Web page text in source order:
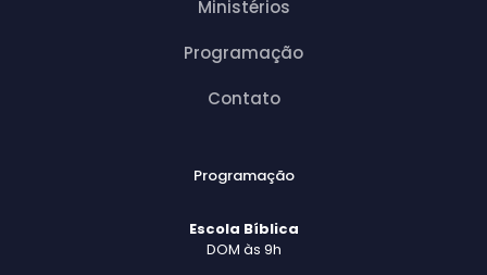
Ministérios
Programação
Contato
Programação
Escola Bíblica
DOM às 9h